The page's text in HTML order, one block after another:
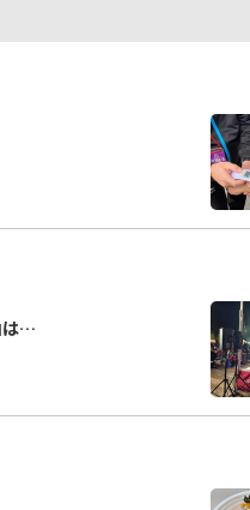
は…